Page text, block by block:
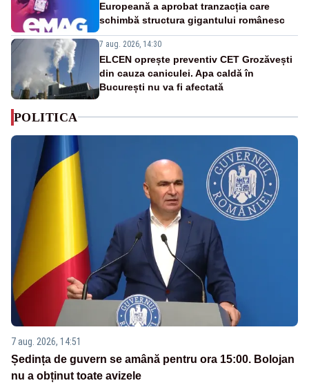
Europeană a aprobat tranzacția care
schimbă structura gigantului românesc
7 aug. 2026, 14:30
ELCEN oprește preventiv CET Grozăvești
din cauza caniculei. Apa caldă în
București nu va fi afectată
POLITICA
7 aug. 2026, 14:51
Ședința de guvern se amână pentru ora 15:00. Bolojan
nu a obținut toate avizele